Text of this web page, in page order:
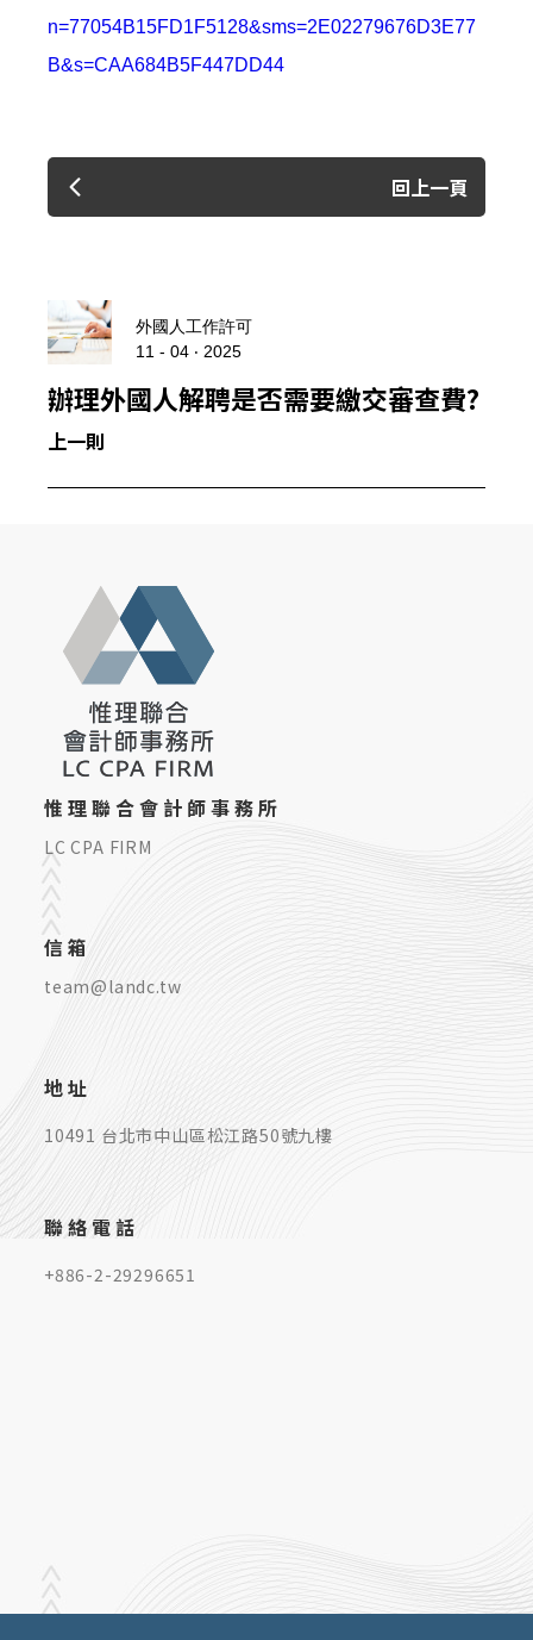
n=77054B15FD1F5128&sms=2E02279676D3E77
B&s=CAA684B5F447DD44
回上一頁
外國人工作許可
11 - 04 ‧ 2025
辦理外國人解聘是否需要繳交審查費?
上一則
惟理聯合會計師事務所
LC CPA FIRM
信箱
team@landc.tw
地址
10491 台北市中山區松江路50號九樓
聯絡電話
+886-2-29296651